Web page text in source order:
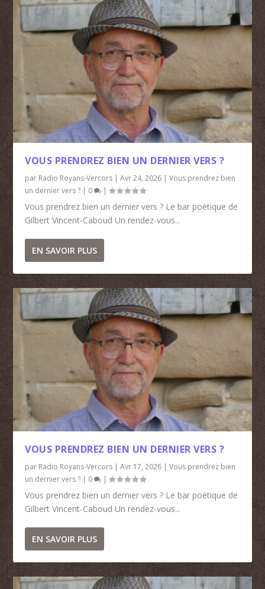
VOUS PRENDREZ BIEN UN DERNIER VERS ?
par Radio Royans-Vercors |Avr 24, 2026 |Vous prendrez bien
un dernier vers ?
0 |
Vous prendrez bien un dernier vers ? Le bar poétique de
Gilbert Vincent-Caboud Un rendez-vous...
EN SAVOIR PLUS
VOUS PRENDREZ BIEN UN DERNIER VERS ?
par Radio Royans-Vercors |Avr 17, 2026 |Vous prendrez bien
un dernier vers ? | 0 |
Vous prendrez bien un dernier vers ? Le bar poétique de
Gilbert Vincent-Caboud Un rendez-vous...
EN SAVOIR PLUS